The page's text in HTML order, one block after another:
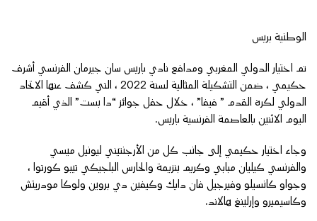
الوطنية بريس
تم اختيار الدولي المغربي ومدافع نادي باريس سان جيرمان الفرنسي أشرف
حكيمي ، ضمن التشكيلة المثالية لسنة 2022 ، التي كشف عنها الاتحاد
الدولي لكرة القدم ” فيفا” ، خلال حفل جوائز “دا بست” الذي أقيم
اليوم الاثنين بالعاصمة الفرنسية باريس.
وجاء اختيار حكيمي إلى جانب كل من الأرجنتيني ليونيل ميسي
والفرنسي كيليان مبابي وكريم بنزيمة والحارس البلجيكي تيبو كورتوا ،
وجواو كانسيلو وفيرجيل فان دايك وكيفين دي بروين ولوكا مودريتش
وكاسيميرو وإرلينغ هالاند.